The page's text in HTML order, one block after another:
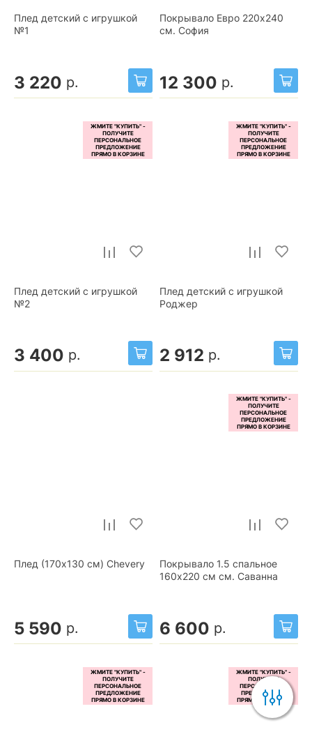
Плед детский с игрушкой
№1
3 220 р.
Покрывало Евро 220x240
см. София
12 300 р.
Плед детский с игрушкой
№2
3 400 р.
Плед детский с игрушкой
Роджер
2 912 р.
Плед (170x130 см) Chevery
5 590 р.
Покрывало 1.5 спальное
160x220 см см. Саванна
6 600 р.